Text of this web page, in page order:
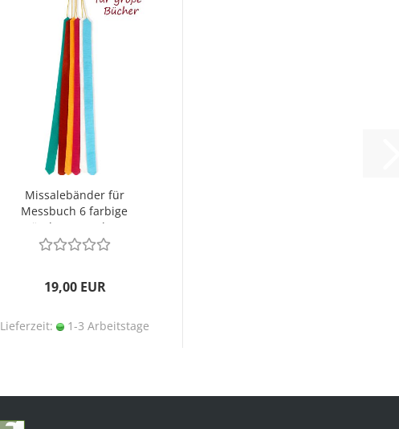
Missalebänder für
Messbuch 6 farbige
Bänder 60 cm lang
19,00 EUR
Lieferzeit: 1-3 Arbeitstage